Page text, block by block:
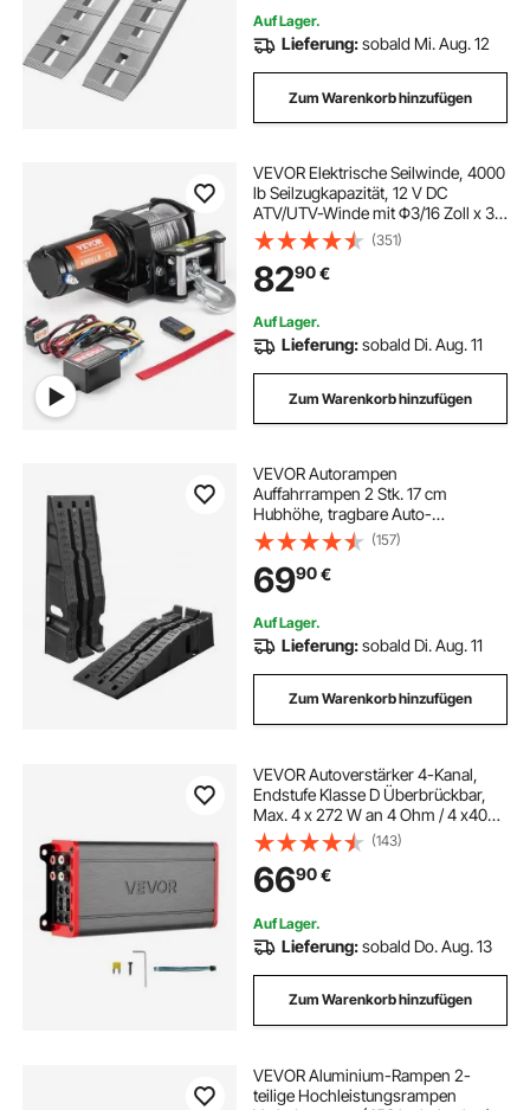
Auf Lager.
Lieferung:sobald Mi. Aug. 12
Zum Warenkorb hinzufügen
VEVOR Elektrische Seilwinde, 4000
lb Seilzugkapazität, 12 V DC
ATV/UTV-Winde mit Φ3/16 Zoll x 39
Fuß 7-Strang-Stahlkabel-
Rollenführung, kabellose und
kabelgebundene Fernbedienung,
IP55 wasserdicht zum
Abschleppen von UTV ATV
(351)
8290€
Auf Lager.
Lieferung:sobald Di. Aug. 11
Zum Warenkorb hinzufügen
VEVOR Autorampen
Auffahrrampen 2 Stk. 17 cm
Hubhöhe, tragbare Auto-
Servicerampen für Wartung in der
Garage & Ölwechsel & Reparatur
von Lkw, 1814 kg (pro Rampe)
belastbar Auffahrhilfe Schwarz
(157)
6990€
Auf Lager.
Lieferung:sobald Di. Aug. 11
Zum Warenkorb hinzufügen
VEVOR Autoverstärker 4-Kanal,
Endstufe Klasse D Überbrückbar,
Max. 4 x 272 W an 4 Ohm / 4 x400
W an 2 Ohm,
Hochleistungsverstärker für SUVs
Pickups Geländewagen Mehrkanal-
Audioverstärker
(143)
6690€
Auf Lager.
Lieferung:sobald Do. Aug. 13
Zum Warenkorb hinzufügen
VEVOR Aluminium-Rampen 2-
teilige Hochleistungsrampen